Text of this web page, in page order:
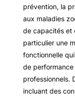
prévention, la
aux maladies
de capacités et
particulier une
fonctionnelle
de
professionnels.
incluant des